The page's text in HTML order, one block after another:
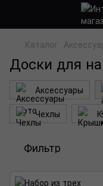
Каталог
Доски для
Аксессуары
Чехлы
Фильтр